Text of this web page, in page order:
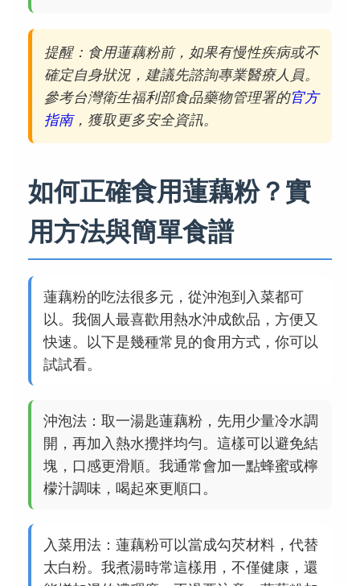
提醒：食用蓮藕粉前，如果有慢性疾病或不
確定自身狀況，建議先諮詢專業醫療人員。
參考台灣衛生福利部食品藥物管理署的官方
指南，獲取更多安全資訊。
如何正確食用蓮藕粉？實
用方法與簡單食譜
蓮藕粉的吃法很多元，從沖泡到入菜都可
以。我個人最喜歡用熱水沖成飲品，方便又
快速。以下是幾種常見的食用方式，你可以
試試看。
沖泡法：取一湯匙蓮藕粉，先用少量冷水調
開，再加入熱水攪拌均勻。這樣可以避免結
塊，口感更滑順。我通常會加一點蜂蜜或檸
檬汁調味，喝起來更順口。
入菜用法：蓮藕粉可以當成勾芡材料，代替
太白粉。我煮湯時常這樣用，不僅健康，還